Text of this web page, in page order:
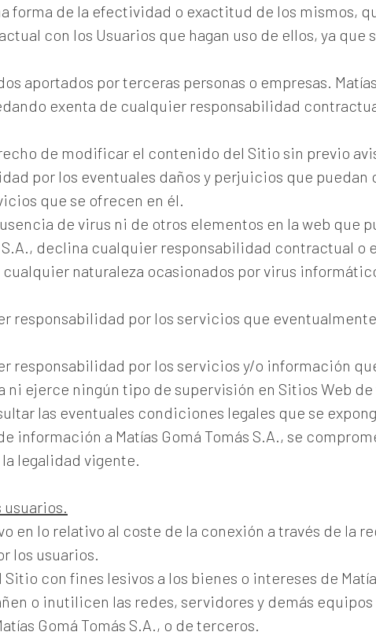
forma de la efectividad o exactitud de los mismos,
con los Usuarios que hagan uso de ellos, ya que
aportados por terceras personas o empresas.
exenta de cualquier responsabilidad
de modificar el contenido del Sitio sin previo
por los eventuales daños y perjuicios que
que se ofrecen en él.
de virus ni de otros elementos en la web que
declina cualquier responsabilidad contractual o
naturaleza ocasionados por virus
responsabilidad por los servicios que
responsabilidad por los servicios y/o información
ni ejerce ningún tipo de supervisión en Sitios Web
las eventuales condiciones legales que se
información a Matías Gomá Tomás S.A., se
legalidad vigente.
en lo relativo al coste de la conexión a través de la
los usuarios.
con fines lesivos a los bienes o intereses de
o inutilicen las redes, servidores y demás
Gomá Tomás S.A., o de terceros.